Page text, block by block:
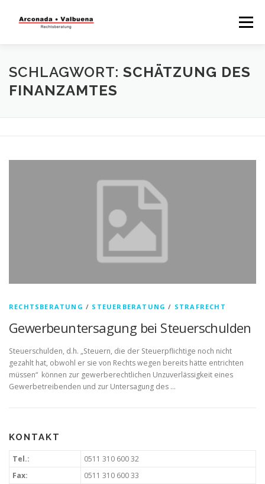
Menü
STARTSEITE RECHTSBERATUNG
SCHLAGWORT: SCHÄTZUNG DES
FINANZAMTES
RECHTSBERATUNG / STEUERBERATUNG / STRAFRECHT
Gewerbeuntersagung bei Steuerschulden
Steuerschulden, d.h. „Steuern, die der Steuerpflichtige noch nicht
gezahlt hat, obwohl er sie von Rechts wegen bereits hätte entrichten
müssen“ können zur gewerberechtlichen Unzuverlässigkeit eines
Gewerbetreibenden und zur Untersagung des …
KONTAKT
Tel.:
0511 310 600 32
Fax:
0511 310 600 33